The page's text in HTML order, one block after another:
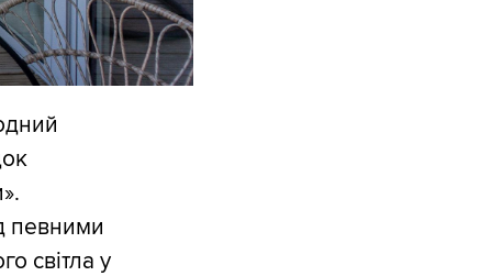
певними
світла у